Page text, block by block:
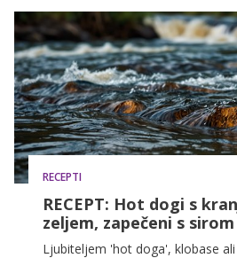
RECEPTI
RECEPT: Hot dogi s
zeljem, zapečeni s sirom
Ljubiteljem 'hot doga', klobase